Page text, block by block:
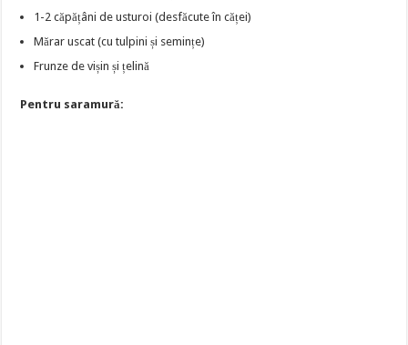
1-2 căpățâni de usturoi (desfăcute în căței)
Mărar uscat (cu tulpini și semințe)
Frunze de vișin și țelină
Pentru saramură: